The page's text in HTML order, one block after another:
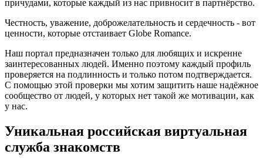
причудами, которые каждый из нас привносит в партнёрство.
Честность, уважение, доброжелательность и сердечность - вот
ценности, которые отстаивает Globe Romance.
Наш портал предназначен только для любящих и искренне
заинтересованных людей. Именно поэтому каждый профиль
проверяется на подлинность и только потом подтверждается.
С помощью этой проверки мы хотим защитить наше надёжное
сообщество от людей, у которых нет такой же мотивации, как
у нас.
Уникальная российская виртуальная
служба знакомств